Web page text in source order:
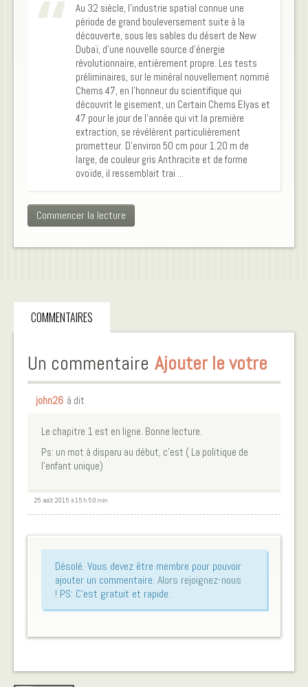
Au 32 siècle, l’industrie spatial connue une
période de grand bouleversement suite à la
découverte, sous les sables du désert de New
Dubaï, d’une nouvelle source d’énergie
révolutionnaire, entièrement propre. Les tests
préliminaires, sur le minéral nouvellement nommé
Chems 47, en l’honneur du scientifique qui
découvrit le gisement, un Certain Chems Elyas et
47 pour le jour de l’année qui vit la première
extraction, se révélèrent particulièrement
prometteur. D’environ 50 cm pour 1.20 m de
large, de couleur gris Anthracite et de forme
ovoïde, il ressemblait trai ...
Commencer la lecture
COMMENTAIRES
Un commentaire Ajouter le votre
john26 à dit
Le chapitre 1 est en ligne. Bonne lecture.
Ps: un mot à disparu au début, c’est ( La politique de
l’enfant unique)
25 août 2015 à 15 h 50 min
Désolé. Vous devez être membre pour pouvoir
ajouter un commentaire. Alors rejoignez-nous
! PS: C'est gratuit et rapide.